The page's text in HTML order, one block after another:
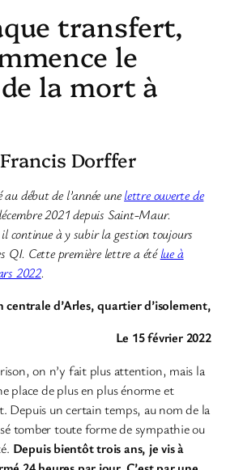
transfert,
le
la mort à
Dorffer
début de l’année unelettre ouverte de
2021 depuis Saint-Maur.
continue à y subir la gestion toujours
QI. Cette première lettre a étélue à
2022.
centrale d’Arles, quartier d’isolement,
Le 15 février 2022
on n’y fait plus attention, mais la
place de plus en plus énorme et
Depuis un certain temps, au nom de la
tomber toute forme de sympathie ou
Depuis bientôt trois ans, je vis à